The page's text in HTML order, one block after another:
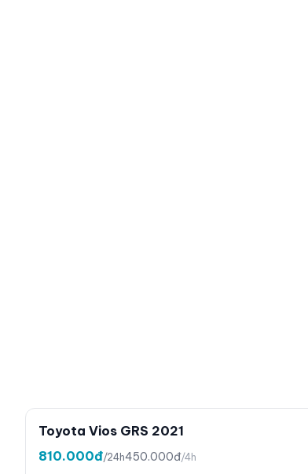
Toyota Vios GRS 2021
810.000đ/24h450.000đ/4h